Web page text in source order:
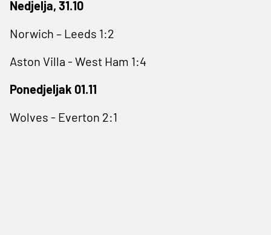
Nedjelja, 31.10
Norwich – Leeds 1:2
Aston Villa - West Ham 1:4
Ponedjeljak 01.11
Wolves - Everton 2:1